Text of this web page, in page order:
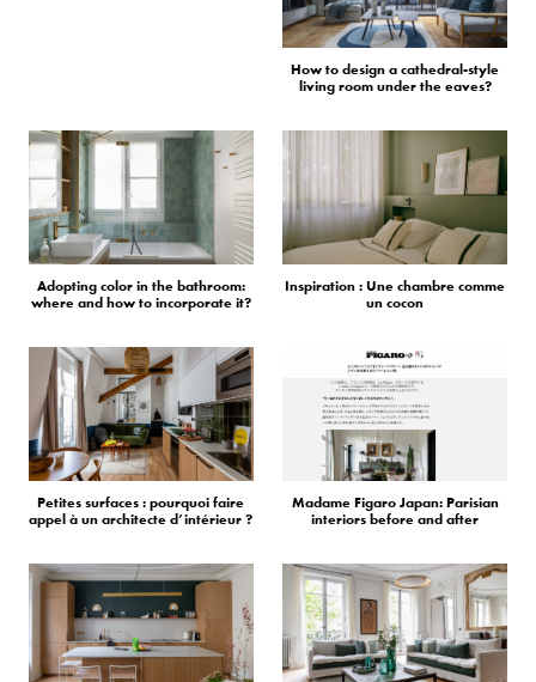
How to design a cathedral-style
living room under the eaves?
Adopting color in the bathroom:
where and how to incorporate it?
Inspiration : Une chambre comme
un cocon
Petites surfaces : pourquoi faire
appel à un architecte d’intérieur ?
Madame Figaro Japan: Parisian
interiors before and after